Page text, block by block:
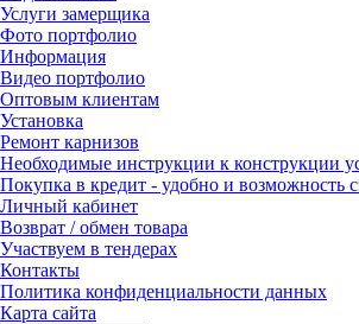
Услуги замерщика
Фото портфолио
Информация
Видео портфолио
Оптовым клиентам
Установка
Ремонт карнизов
Необходимые инструкции к конструкции
Покупка в кредит - удобно и возможность
Личный кабинет
Возврат / обмен товара
Участвуем в тендерах
Контакты
Политика конфиденциальности данных
Карта сайта